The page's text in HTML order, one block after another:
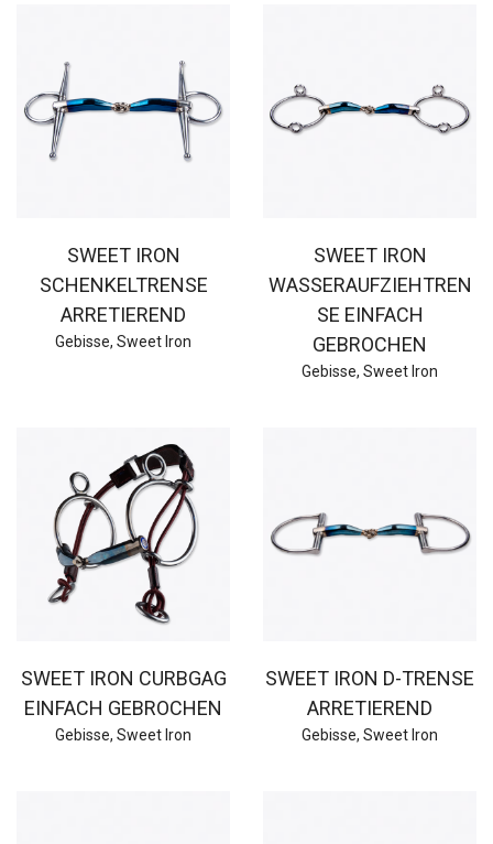
SWEET IRON
SCHENKELTRENSE
ARRETIEREND
Gebisse, Sweet Iron
SWEET IRON
WASSERAUFZIEHTREN
SE EINFACH
GEBROCHEN
Gebisse, Sweet Iron
SWEET IRON CURBGAG
EINFACH GEBROCHEN
Gebisse, Sweet Iron
SWEET IRON D-TRENSE
ARRETIEREND
Gebisse, Sweet Iron